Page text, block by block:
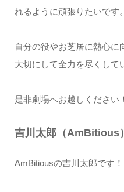
れるように頑張りたいです。
自分の役やお芝居に熱心に
大切にして全力を尽くして
是非劇場へお越しください！
吉川太郎（AmBitious）
AmBitiousの吉川太郎です！